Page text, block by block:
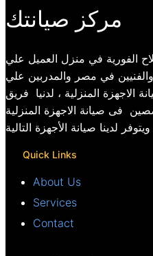
مركز صيانتك
الفورية في منزل العميل علي
في مصر والمدربين علي
المنزلية ، لدنيا فريق
فى صيانة الاجهزة المنزلية
ويتوفر لدينا صيانة الأجهزة التالية
Quick Links
About Us
Services
Contact